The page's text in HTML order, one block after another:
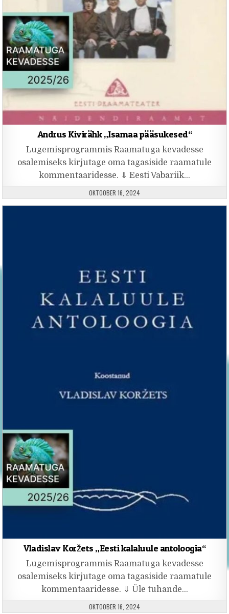
Andrus Kivirähk „Isamaa pääsukesed“
Lugemisprogrammis Raamatuga kevadesse
osalemiseks kirjutage oma tagasiside raamatule
kommentaaridesse. ⇓ Eesti Vabariik…
PUBLISHED DATE:
OKTOOBER 16, 2024
Vladislav Koržets „Eesti kalaluule antoloogia“
Lugemisprogrammis Raamatuga kevadesse
osalemiseks kirjutage oma tagasiside raamatule
kommentaaridesse. ⇓ Üle tuhande…
PUBLISHED DATE:
OKTOOBER 16, 2024